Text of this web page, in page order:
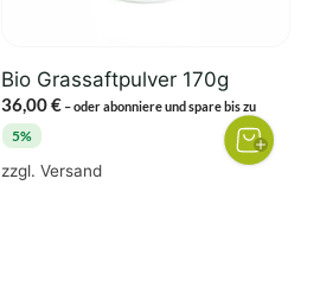
Bio Grassaftpulver 170g
36,00€ –oder abonniere und spare bis zu
5%
zzgl. Versand